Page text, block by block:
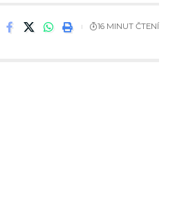
16 MINUT ČTENÍ